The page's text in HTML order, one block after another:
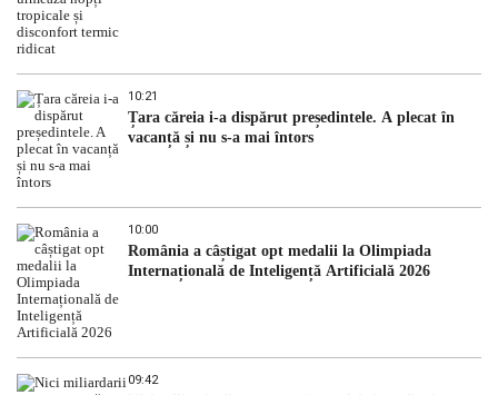
10:21
Țara căreia i-a dispărut președintele. A plecat în
vacanță și nu s-a mai întors
10:00
România a câștigat opt medalii la Olimpiada
Internațională de Inteligență Artificială 2026
09:42